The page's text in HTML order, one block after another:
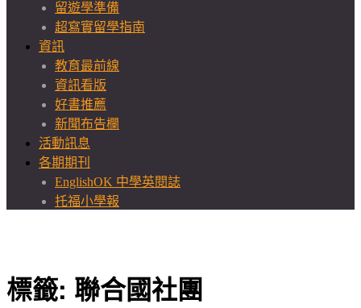
留遊學準備
超寫實留學指南
資訊
教育最前線
資訊看版
好書推薦
新聞布告欄
活動訊息
各期期刊
EnglishOK 中學英閱誌
托福小學報
標籤: 聯合國社團